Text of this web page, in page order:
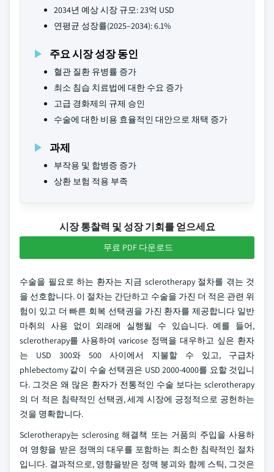
2034년 예상 시장 규모: 23억 USD
연평균 성장률(2025–2034): 6.1%
주요 시장 성장 동인
혈관 질환 유병률 증가
최소 침습 치료법에 대한 수요 증가
고급 경화제의 규제 승인
수술에 대한 비용 효율적인 대안으로 채택 증가
과제
부작용 및 합병증 증가
상환 보험 적용 부족
시장 통찰력 및 성장 기회를 얻으세요
무료 PDF 다운로드
수술을 필요로 하는 환자는 지금 sclerotherapy 절차를 겪는 것
을 선호합니다. 이 절차는 간단하고 수술을 가진 더 적은 관련 위
험이 있고 더 빠른 회복 선택권을 가진 환자를 제공합니다 일반
마취의 사용 없이 외래에 실행될 수 있습니다. 예를 들어,
sclerotherapy를 사용하여 varicose 정맥을 대우하고 싶은 환자
는 USD 300와 500 사이에서 지불할 수 있고, 구급차
phlebectomy 같이 수술 선택권은 USD 2000-4000를 요할 것입니
다. 그것은 왜 많은 환자가 전통적인 수술 보다는 sclerotherapy
의 더 적은 침략적인 선택권, 세계 시장에 긍정적으로 공헌하는
것을 명확합니다.
Sclerotherapy는 sclerosing 해결책 또는 거품의 주입을 사용하
여 영향을 받은 정맥의 대우를 포함하는 최소한 침략적인 절차
입니다. 결과적으로, 영향을받은 정맥 붕괴와 함께 스틱, 그것은